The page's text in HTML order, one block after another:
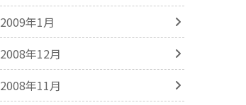
2009年1月
2008年12月
2008年11月